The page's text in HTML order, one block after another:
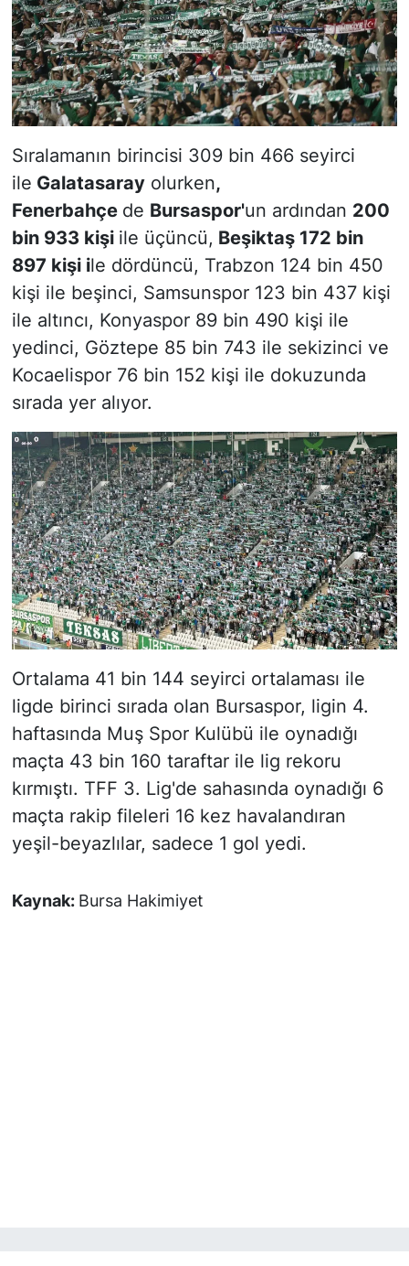
Sıralamanın birincisi 309 bin 466 seyirci
ile Galatasarayolurken,
Fenerbahçe de Bursaspor'un ardından 200
bin 933 kişi ile üçüncü, Beşiktaş 172 bin
897 kişi ile dördüncü, Trabzon 124 bin 450
kişi ile beşinci, Samsunspor 123 bin 437 kişi
ile altıncı, Konyaspor 89 bin 490 kişi ile
yedinci, Göztepe 85 bin 743 ile sekizinci ve
Kocaelispor 76 bin 152 kişi ile dokuzunda
sırada yer alıyor.
Ortalama 41 bin 144 seyirci ortalaması ile
ligde birinci sırada olan Bursaspor, ligin 4.
haftasında Muş Spor Kulübü ile oynadığı
maçta 43 bin 160 taraftar ile lig rekoru
kırmıştı. TFF 3. Lig'de sahasında oynadığı 6
maçta rakip fileleri 16 kez havalandıran
yeşil-beyazlılar, sadece 1 gol yedi.
Kaynak: Bursa Hakimiyet